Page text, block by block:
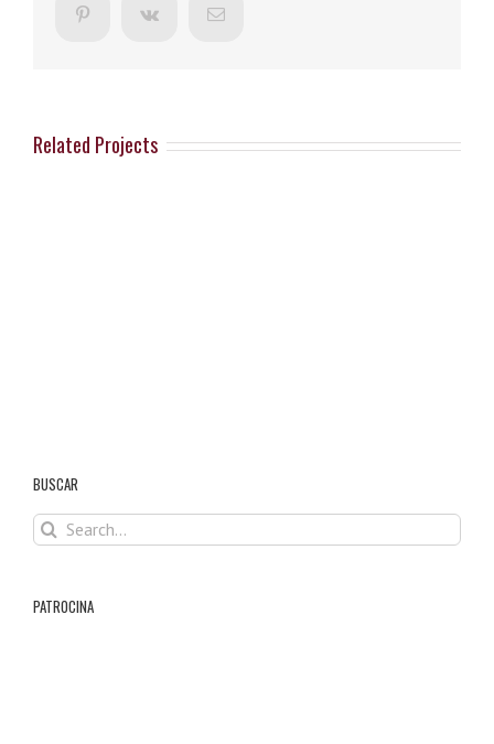
Pinterest Vk Email
Related Projects
BUSCAR
Search
for:
PATROCINA